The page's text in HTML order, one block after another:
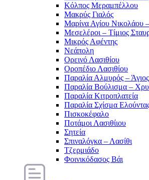
Κόλπος Μεραμπέλλου
Μακρύς Γιαλός
Μαρίνα Αγίου Νικολάου
Μεσελέροι – Τίμιος
Μικρός Αφέντης
Νεάπολη
Ορεινό Λασιθίου
Οροπέδιο Λασιθίου
Παραλία Αλμυρός –
Παραλία Βούλισμα –
Παραλία Κιτροπλατεία
Παραλία Σχίσμα
Πισκοκέφαλο
Ποτάμοι Λασιθίιου
Σητεία
Σπιναλόγκα – Λασίθι
Τζερμιάδο
Φοινικόδασος Βάι